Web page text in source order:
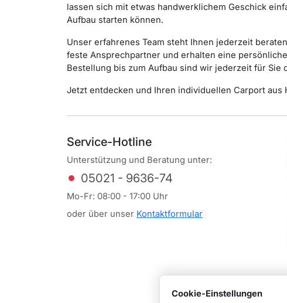
lassen sich mit etwas handwerklichem Geschick
Aufbau starten können.
Unser erfahrenes Team steht Ihnen jederzeit
feste Ansprechpartner und erhalten eine
Bestellung bis zum Aufbau sind wir jederzeit für Sie
Jetzt entdecken und Ihren individuellen Carport
Service-Hotline
Unterstützung und Beratung unter:
05021 - 9636-74
Mo-Fr: 08:00 - 17:00 Uhr
oder über unser Kontaktformular
Cookie-Einstellungen